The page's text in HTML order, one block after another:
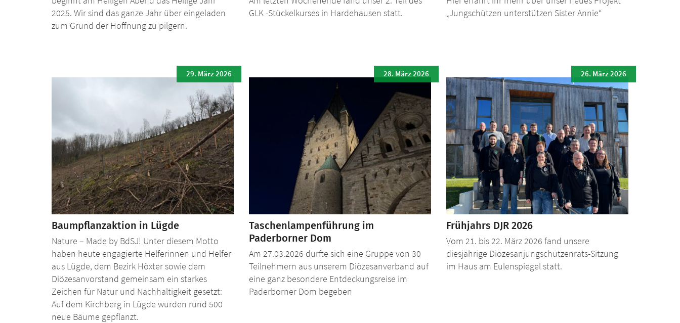
2025. Wir sind das ganze Jahr über eingeladen
zum Grund der Hoffnung zu pilgern.
GLK -Stückelkurses in Hardehausen statt.
„Jungschützen unterstützen Sister Annie“
Baumpflanzaktion in Lügde
29. März 2026
Nature – Made by BdSJ! Unter diesem Motto
haben heute engagierte Helferinnen und Helfer
aus Lügde, dem Bezirk Höxter sowie dem
Diözesanvorstand gemeinsam ein starkes
Zeichen für Natur und Nachhaltigkeit gesetzt:
Auf dem Kirchberg in Lügde wurden rund 500
neue Bäume gepflanzt.
Taschenlampenführung im
Paderborner Dom
28. März 2026
Am 27.03.2026 durfte sich eine Gruppe von 30
Teilnehmern aus unserem Diözesanverband auf
eine ganz besondere Entdeckungsreise im
Paderborner Dom begeben
Frühjahrs DJR 2026
26. März 2026
Vom 21. bis 22. März 2026 fand unsere
diesjährige Diözesanjungschützenrats-Sitzung
im Haus am Eulenspiegel statt.